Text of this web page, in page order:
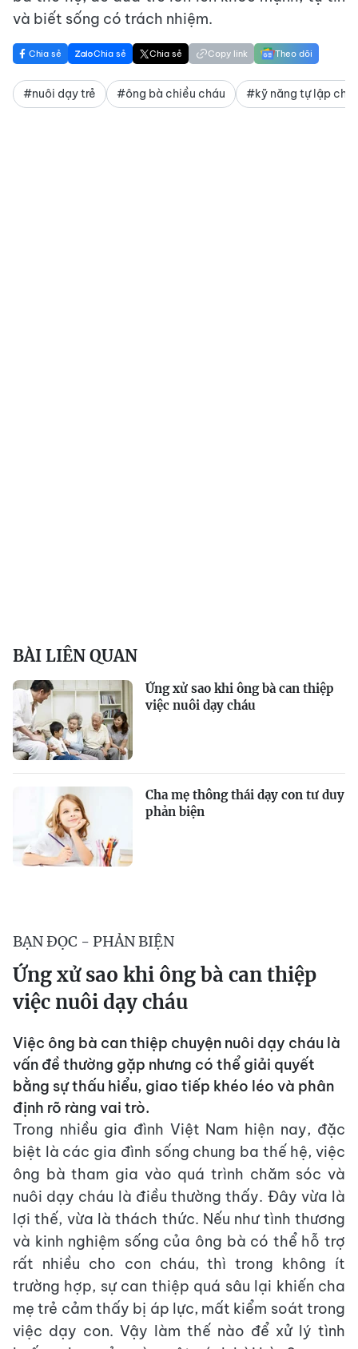
và biết sống có trách nhiệm.
Chia sẻ Chia sẻ Chia sẻ Copy link Theo dõi
#nuôi dạy trẻ #ông bà chiều cháu #kỹ năng tự lập cho
BÀI LIÊN QUAN
Ứng xử sao khi ông bà can thiệp
việc nuôi dạy cháu
Cha mẹ thông thái dạy con tư duy
phản biện
BẠN ĐỌC - PHẢN BIỆN
Ứng xử sao khi ông bà can thiệp
việc nuôi dạy cháu
Việc ông bà can thiệp chuyện nuôi dạy cháu là
vấn đề thường gặp nhưng có thể giải quyết
bằng sự thấu hiểu, giao tiếp khéo léo và phân
định rõ ràng vai trò.
Trong nhiều gia đình Việt Nam hiện nay, đặc
biệt là các gia đình sống chung ba thế hệ, việc
ông bà tham gia vào quá trình chăm sóc và
nuôi dạy cháu là điều thường thấy. Đây vừa là
lợi thế, vừa là thách thức. Nếu như tình thương
và kinh nghiệm sống của ông bà có thể hỗ trợ
rất nhiều cho con cháu, thì trong không ít
trường hợp, sự can thiệp quá sâu lại khiến cha
mẹ trẻ cảm thấy bị áp lực, mất kiểm soát trong
việc dạy con. Vậy làm thế nào để xử lý tình